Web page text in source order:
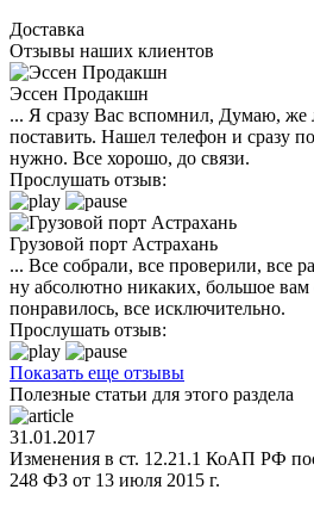
Доставка
Отзывы наших клиентов
Эссен Продакшн
... Я сразу Вас вспомнил, Думаю, же
поставить. Нашел телефон и сразу
нужно. Все хорошо, до связи.
Прослушать отзыв:
Грузовой порт Астрахань
... Все собрали, все проверили, все
ну абсолютно никаких, большое вам
понравилось, все исключительно.
Прослушать отзыв:
Показать еще отзывы
Полезные статьи для этого раздела
31.01.2017
Изменения в ст. 12.21.1 КоАП РФ
248 ФЗ от 13 июля 2015 г.